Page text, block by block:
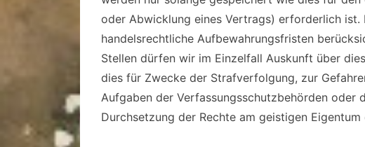
oder Abwicklung eines Vertrags) erforderlich ist.
handelsrechtliche Aufbewahrungsfristen
Stellen dürfen wir im Einzelfall Auskunft über
dies für Zwecke der Strafverfolgung, zur
Aufgaben der Verfassungsschutzbehörden oder
Durchsetzung der Rechte am geistigen